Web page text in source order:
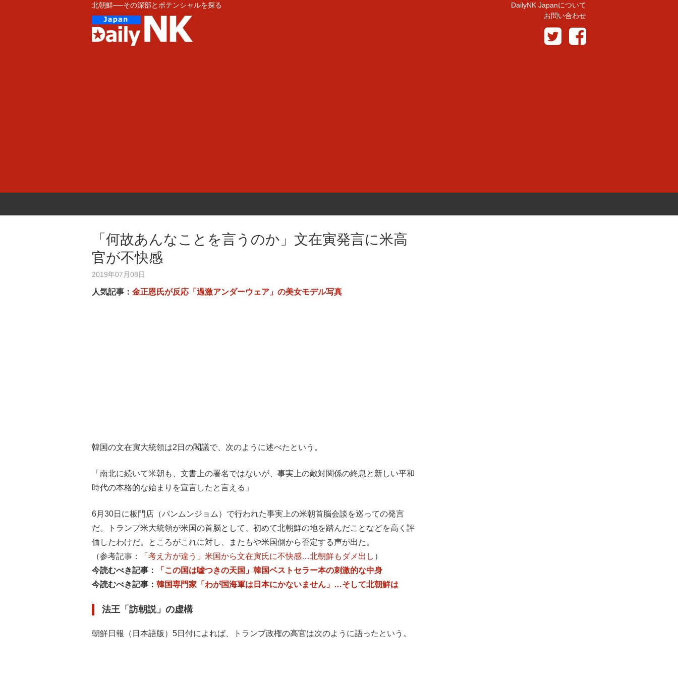
北朝鮮──その深部とポテンシャルを探る
DailyNK Japanについて
お問い合わせ
「何故あんなことを言うのか」文在寅発言に米高
官が不快感
2019年07月08日
人気記事： 金正恩氏が反応「過激アンダーウェア」の美女モデル写真
韓国の文在寅大統領は2日の閣議で、次のように述べたという。
「南北に続いて米朝も、文書上の署名ではないが、事実上の敵対関係の終息と新しい平和
時代の本格的な始まりを宣言したと言える」
6月30日に板門店（パンムンジョム）で行われた事実上の米朝首脳会談を巡っての発言
だ。トランプ米大統領が米国の首脳として、初めて北朝鮮の地を踏んだことなどを高く評
価したわけだ。ところがこれに対し、またもや米国側から否定する声が出た。
（参考記事：
「考え方が違う」米国から文在寅氏に不快感…北朝鮮もダメ出し ）
今読むべき記事：
「この国は嘘つきの天国」韓国ベストセラー本の刺激的な中身
今読むべき記事： 韓国専門家「わが国海軍は日本にかないません」…そして北朝鮮は
法王「訪朝説」の虚構
朝鮮日報（日本語版）5日付によれば、トランプ政権の高官は次のように語ったという。